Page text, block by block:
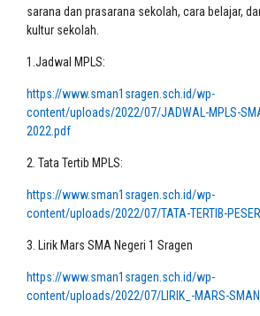
sarana dan prasarana sekolah, cara belajar,
kultur sekolah.
1.Jadwal MPLS:
https://www.sman1sragen.sch.id/wp-
content/uploads/2022/07/JADWAL-MPLS-
2022.pdf
2. Tata Tertib MPLS:
https://www.sman1sragen.sch.id/wp-
content/uploads/2022/07/TATA-TERTIB-
3. Lirik Mars SMA Negeri 1 Sragen
https://www.sman1sragen.sch.id/wp-
content/uploads/2022/07/LIRIK_-MARS-